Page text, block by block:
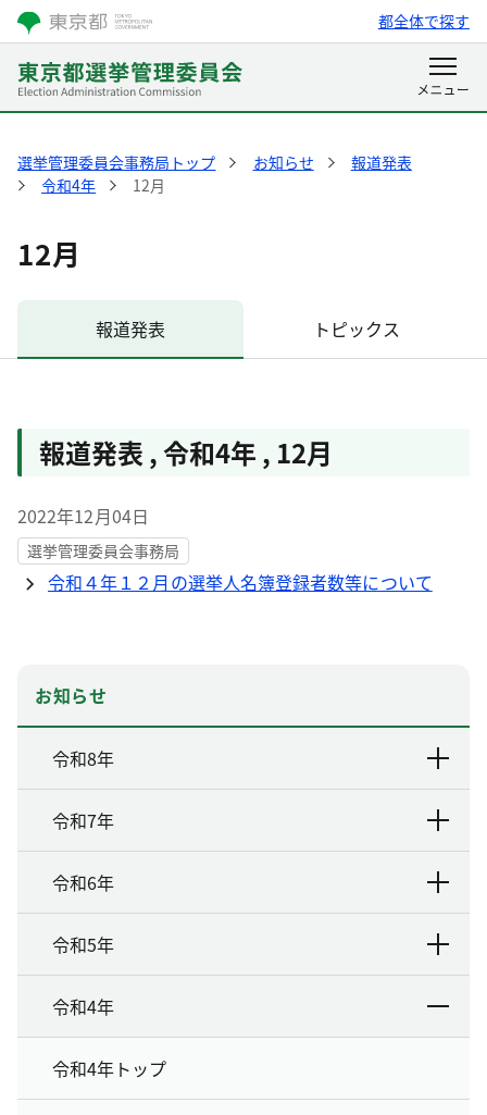
都全体で探す
選挙管理委員会事務局トップ お知らせ
報道発表
令和4年
12月
12月
報道発表 トピックス
報道発表 ,令和4年 , 12月
2022年12月04日
選挙管理委員会事務局
令和４年１２月の選挙人名簿登録者数等について
お知らせ
令和8年
令和7年
令和6年
令和5年
令和4年
令和4年トップ